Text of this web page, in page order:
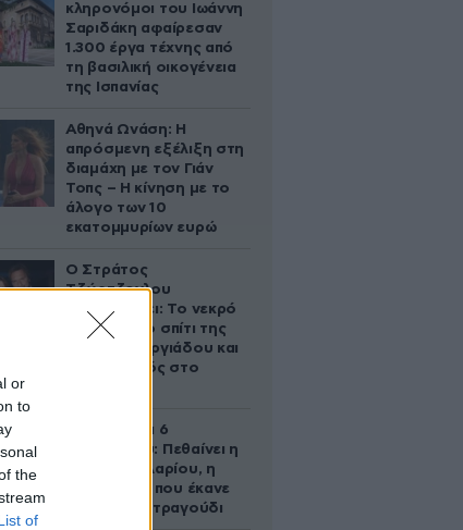
or
to
the
of
κληρονόμοι του Ιωάννη
Σαριδάκη αφαίρεσαν
1.300 έργα τέχνης από
τη βασιλική οικογένεια
της Ισπανίας
Αθηνά Ωνάση: Η
απρόσμενη εξέλιξη στη
διαμάχη με τον Γιάν
Τοπς – Η κίνηση με το
άλογο των 10
εκατομμυρίων ευρώ
Ο Στράτος
Τζώρτζογλου
αποκαλύπτει: Το νεκρό
έμβρυο στο σπίτι της
Μαρίας Γεωργιάδου και
ο εγκλεισμός στο
Σαν σήμερα 6
Αυγούστου: Πεθαίνει η
Ρίτα Σακελλαρίου, η
λαϊκή ντίβα που έκανε
τη ζωή της τραγούδι